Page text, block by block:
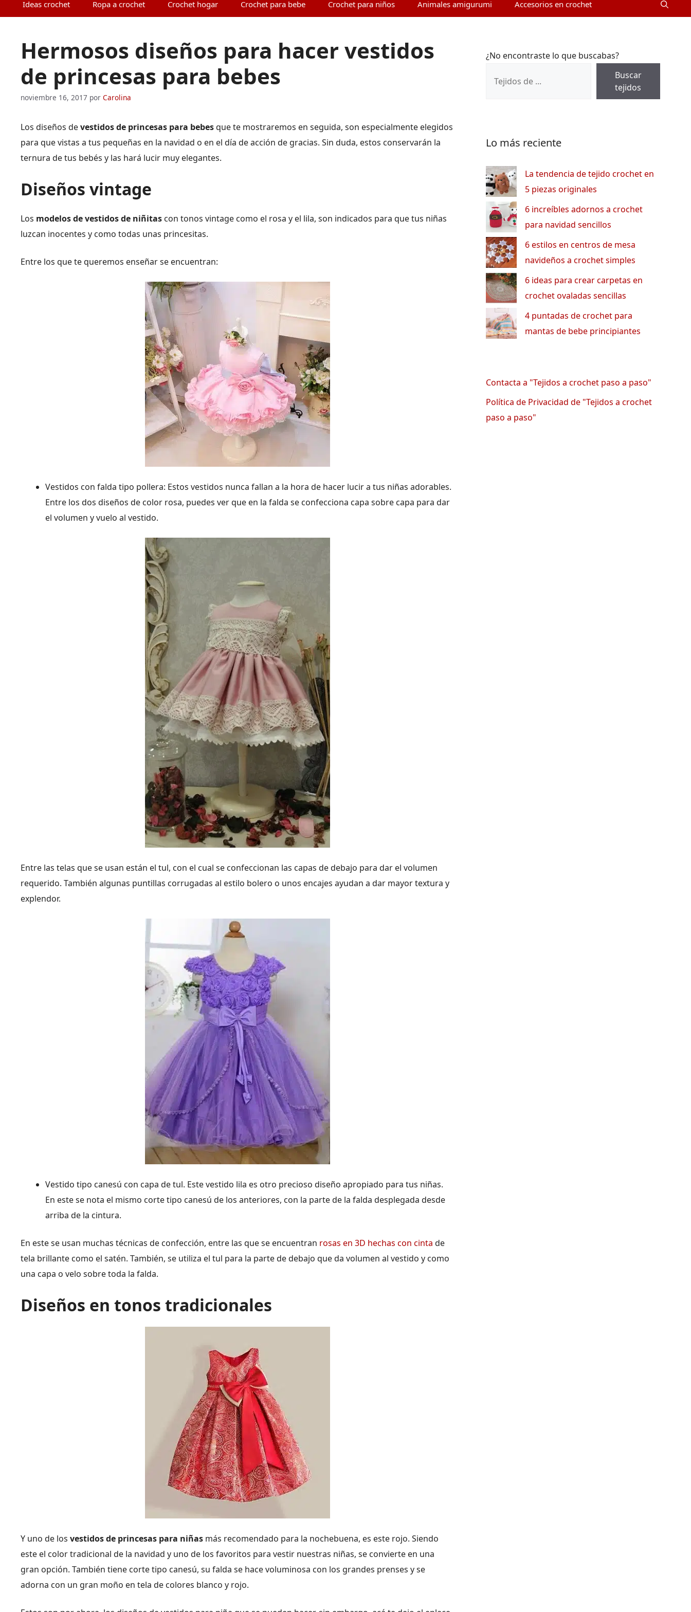
Ideas crochet Ropa a crochet Crochet hogar Crochet para bebe Crochet para niños Animales amigurumi Accesorios en crochet
Hermosos diseños para hacer vestidos
de princesas para bebes
noviembre 16, 2017 por Carolina
Los diseños devestidos de princesas para bebesque te mostraremos en seguida, son especialmente elegidos
para que vistas a tus pequeñas en la navidad o en el día de acción de gracias. Sin duda, estos conservarán la
ternura de tus bebés y las hará lucir muy elegantes.
Diseños vintage
Los modelos de vestidos de niñitas con tonos vintage como el rosa y el lila, son indicados para que tus niñas
luzcan inocentes y como todas unas princesitas.
Entre los que te queremos enseñar se encuentran:
Vestidos con falda tipo pollera: Estos vestidos nunca fallan a la hora de hacer lucir a tus niñas adorables.
Entre los dos diseños de color rosa, puedes ver que en la falda se confecciona capa sobre capa para dar
el volumen y vuelo al vestido.
Entre las telas que se usan están el tul, con el cual se confeccionan las capas de debajo para dar el volumen
requerido. También algunas puntillas corrugadas al estilo bolero o unos encajes ayudan a dar mayor textura y
explendor.
Vestido tipo canesú con capa de tul. Este vestido lila es otro precioso diseño apropiado para tus niñas.
En este se nota el mismo corte tipo canesú de los anteriores, con la parte de la falda desplegada desde
arriba de la cintura.
En este se usan muchas técnicas de confección, entre las que se encuentran rosas en 3D hechas con cinta de
tela brillante como el satén. También, se utiliza el tul para la parte de debajo que da volumen al vestido y como
una capa o velo sobre toda la falda.
Diseños en tonos tradicionales
Y uno de los vestidos de princesas para niñas más recomendado para la nochebuena, es este rojo. Siendo
este el color tradicional de la navidad y uno de los favoritos para vestir nuestras niñas, se convierte en una
gran opción. También tiene corte tipo canesú, su falda se hace voluminosa con los grandes prenses y se
adorna con un gran moño en tela de colores blanco y rojo.
¿No encontraste lo que buscabas?
Buscar
tejidos
Lo más reciente
La tendencia de tejido crochet en
5 piezas originales
6 increíbles adornos a crochet
para navidad sencillos
6 estilos en centros de mesa
navideños a crochet simples
6 ideas para crear carpetas en
crochet ovaladas sencillas
4 puntadas de crochet para
mantas de bebe principiantes
Contacta a "Tejidos a crochet paso a paso"
Política de Privacidad de "Tejidos a crochet
paso a paso"